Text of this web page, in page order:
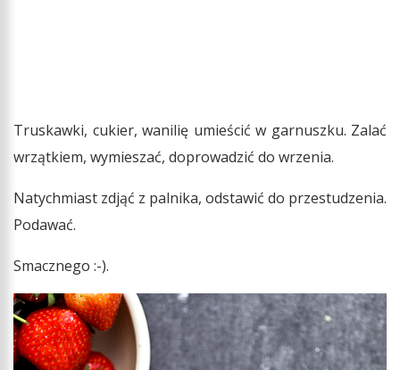
Truskawki, cukier, wanilię umieścić w garnuszku. Zalać
wrzątkiem, wymieszać, doprowadzić do wrzenia.
Natychmiast zdjąć z palnika, odstawić do przestudzenia.
Podawać.
Smacznego :-).